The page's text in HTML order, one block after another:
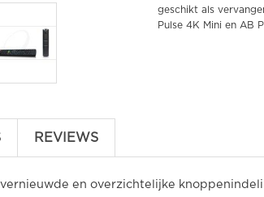
geschikt als
Pulse 4K Mini en AB
REVIEWS
en overzichtelijke